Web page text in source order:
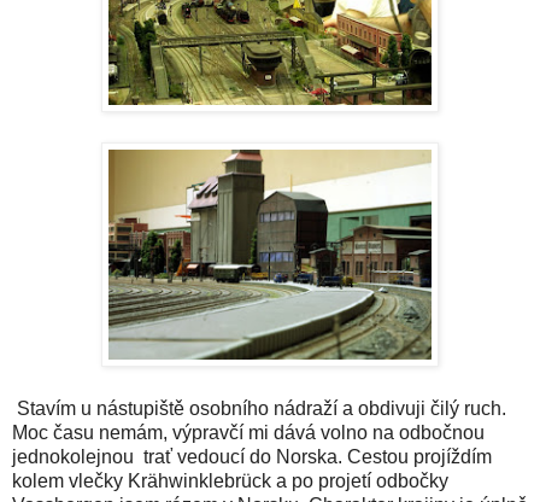
Stavím u nástupiště osobního nádraží a obdivuji čilý ruch.
Moc času nemám, výpravčí mi dává volno na odbočnou
jednokolejnou trať vedoucí do Norska. Cestou projíždím
kolem vlečky Krähwinklebrück a po projetí odbočky